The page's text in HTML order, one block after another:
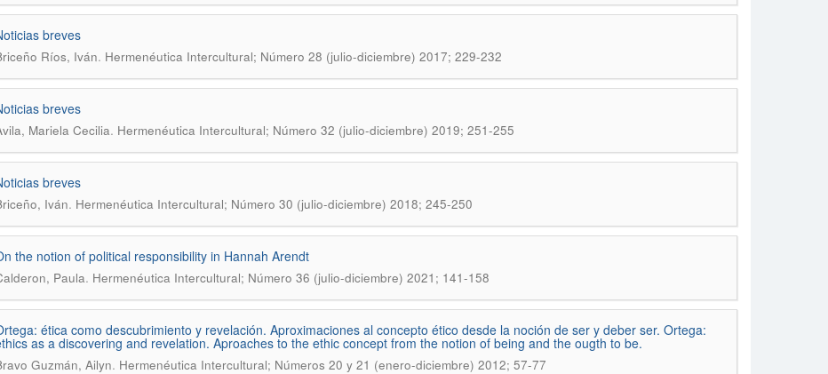
breves
Rí­os, Iván. Hermenéutica Intercultural; Número 28 (julio-diciembre) 2017; 229-232
breves
Mariela Cecilia. Hermenéutica Intercultural; Número 32 (julio-diciembre) 2019; 251-255
breves
Iván. Hermenéutica Intercultural; Número 30 (julio-diciembre) 2018; 245-250
the notion of political responsibility in Hannah Arendt
Paula. Hermenéutica Intercultural; Número 36 (julio-diciembre) 2021; 141-158
ética como descubrimiento y revelación. Aproximaciones al concepto ético desde la noción de ser y deber ser. Ortega:
as a discovering and revelation. Aproaches to the ethic concept from the notion of being and the ougth to be.
Guzmán, Ailyn. Hermenéutica Intercultural; Números 20 y 21 (enero-diciembre) 2012; 57-77